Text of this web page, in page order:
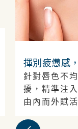
揮別疲憊感
針對唇色不
擾，精準注
由內而外賦